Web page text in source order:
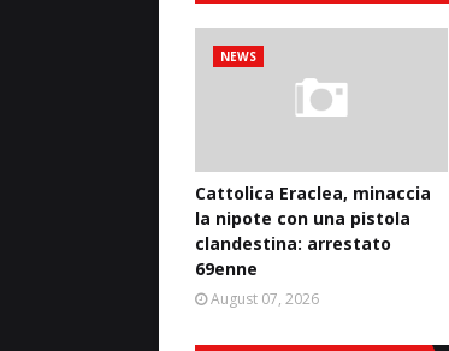
NEWS
Cattolica Eraclea, minaccia
la nipote con una pistola
clandestina: arrestato
69enne
August 07, 2026